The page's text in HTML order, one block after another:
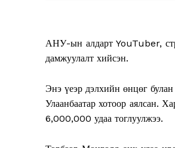
АНУ-ын алдарт YouTuber,
дамжуулалт хийсэн.
Энэ үеэр дэлхийн өнцөг
Улаанбаатар хотоор аялсан.
6,000,000 удаа тоглуулжээ.